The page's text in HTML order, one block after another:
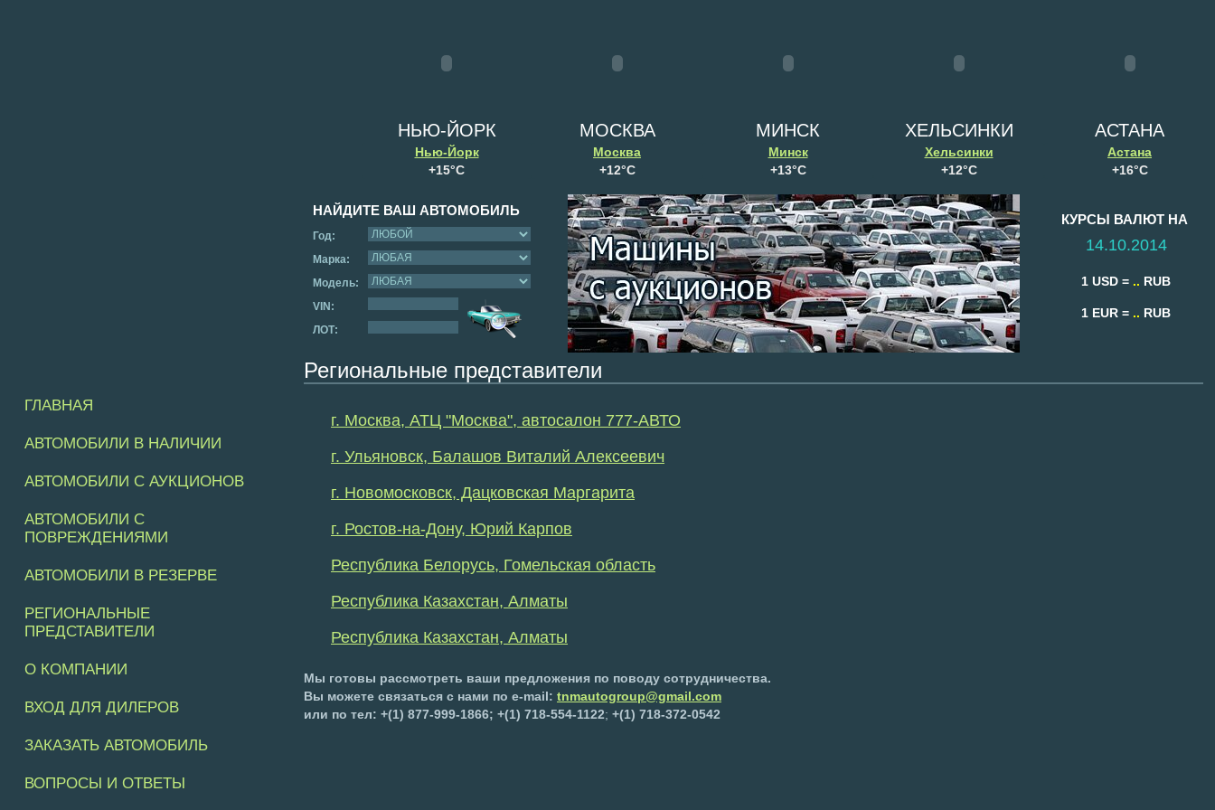
НЬЮ-ЙОРК
Нью-Йорк
+15°C
МОСКВА
Москва
+12°C
МИНСК
Минск
+13°C
ХЕЛЬСИНКИ
Хельсинки
+12°C
АСТАНА
Астана
+16°C
ГЛАВНАЯ
АВТОМОБИЛИ В НАЛИЧИИ
АВТОМОБИЛИ С АУКЦИОНОВ
АВТОМОБИЛИ С
ПОВРЕЖДЕНИЯМИ
АВТОМОБИЛИ В РЕЗЕРВЕ
РЕГИОНАЛЬНЫЕ
ПРЕДСТАВИТЕЛИ
О КОМПАНИИ
ВХОД ДЛЯ ДИЛЕРОВ
ЗАКАЗАТЬ АВТОМОБИЛЬ
ВОПРОСЫ И ОТВЕТЫ
НАЙДИТЕ ВАШ АВТОМОБИЛЬ
Год:
Марка:
Модель:
VIN:
ЛОТ:
КУРСЫ ВАЛЮТ НА ­
14.10.2014
1 USD = .. RUB
1 EUR = .. RUB
Региональные представители
г. Москва, АТЦ "Москва", автосалон 777-АВТО
г. Ульяновск, Балашов Виталий Алексеевич
г. Новомосковск, Дацковская Маргарита
г. Ростов-на-Дону, Юрий Карпов
Республика Белорусь, Гомельская область
Республика Казахстан, Алматы
Республика Казахстан, Алматы
Мы готовы рассмотреть ваши предложения по поводу сотрудничества.
Вы можете связаться с нами по e-mail: tnmautogroup@gmail.com
или по тел: +(1) 877-999-1866; +(1) 718-554-1122; +(1) 718-372-0542